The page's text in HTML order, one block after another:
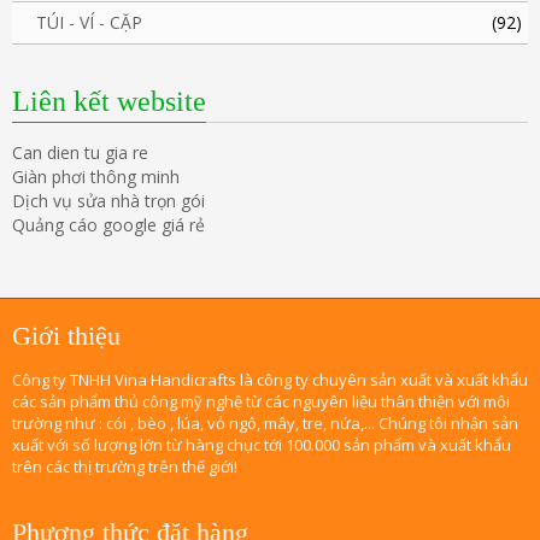
TÚI - VÍ - CẶP (92)
Liên kết website
Can dien tu gia re
Giàn phơi thông minh
Dịch vụ sửa nhà trọn gói
Quảng cáo google giá rẻ
Giới thiệu
Công ty TNHH Vina Handicrafts là công ty chuyên sản xuất và xuất khẩu
các sản phẩm thủ công mỹ nghệ từ các nguyên liệu thân thiện với môi
trường như : cói , bèo , lúa, vỏ ngô, mây, tre, nứa,... Chúng tôi nhận sản
xuất với số lượng lớn từ hàng chục tới 100.000 sản phẩm và xuất khẩu
trên các thị trường trên thế giới!
Phương thức đặt hàng